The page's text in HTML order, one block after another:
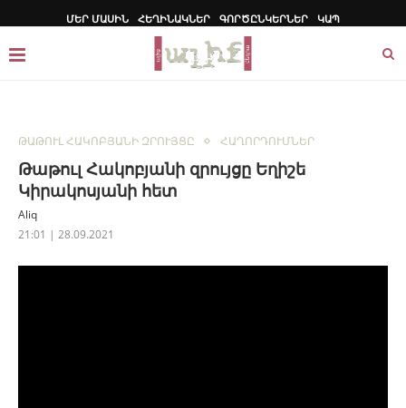
ՄԵՐ ՄԱՍԻՆ ՀԵՂԻՆԱԿՆԵՐ ԳՈՐԾԸՆԿԵՐՆԵՐ ԿԱՊ
ԹԱԹՈՒԼ ՀԱԿՈԲՅԱՆԻ ԶՐՈՒՅՑԸ ՀԱՂՈՐԴՈՒՄՆԵՐ
Թաթուլ Հակոբյանի զրույցը Եղիշե
Կիրակոսյանի հետ
Aliq
21:01 | 28.09.2021